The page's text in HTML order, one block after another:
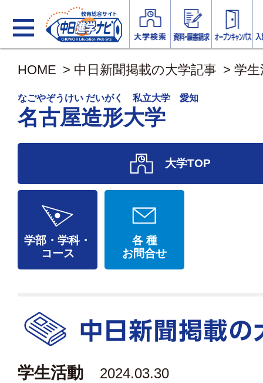
HOME > 中日新聞掲載の大学記事 > 学
なごやぞうけい だいがく 私立大学 愛知
名古屋造形大学
大学TOP
学部・学科・
コース
各 種
お問合せ
学生活動 2024.03.30